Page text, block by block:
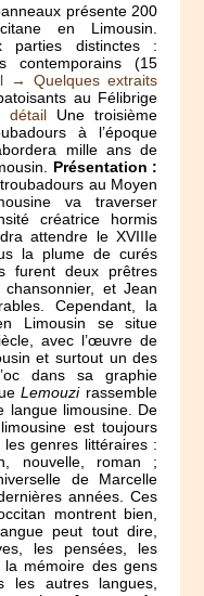
présente 200
en Limousin.
parties distinctes :
contemporains (15
→ Quelques extraits
au Félibrige
détailUne troisième
à l’époque
mille ans de
Présentation :
au Moyen
va traverser
créatrice hormis
attendre le XVIIIe
la plume de curés
furent deux prêtres
et Jean
Cependant, la
Limousin se situe
avec l’œuvre de
et surtout un des
dans sa graphie
Lemouzirassemble
langue limousine. De
est toujours
genres littéraires :
nouvelle, roman ;
de Marcelle
années. Ces
montrent bien,
peut tout dire,
les pensées, les
mémoire des gens
les autres langues,